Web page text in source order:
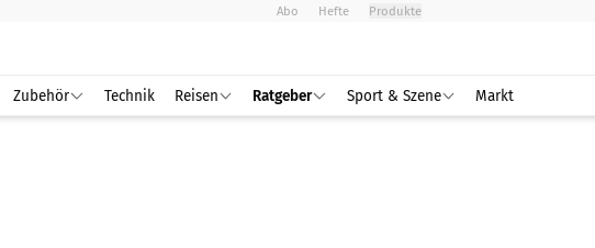
Abo Hefte Produkte
Zubehör Technik Reisen Ratgeber Sport & Szene Markt